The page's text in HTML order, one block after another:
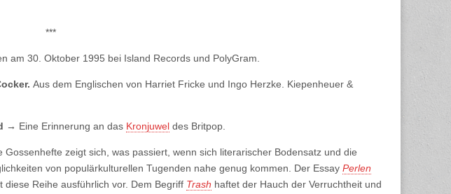
***
am 30. Oktober 1995 bei Island Records und PolyGram.
Aus dem Englischen von Harriet Fricke und Ingo Herzke. Kiepenheuer &
→ Eine Erinnerung an das Kronjuwel des Britpop.
Gossenhefte zeigt sich, was passiert, wenn sich literarischer Bodensatz und die
von populärkulturellen Tugenden nahe genug kommen. Der EssayPerlen
diese Reihe ausführlich vor. Dem Begriff Trash haftet der Hauch der Verruchtheit und